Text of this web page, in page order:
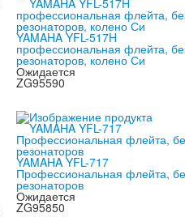
YAMAHA YFL-517H
профессиональная флейта,
резонаторов, колено Си
Ожидается
ZG95590
YAMAHA YFL-717
Профессиональная флейта,
резонаторов
Ожидается
ZG95850